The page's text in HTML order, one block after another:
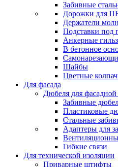
Забивные
Дорожки для
Держатели
Подставки под
Анкерные
В бетонное
Шайбы
Цветные
Для фасада
Дюбеля для фасадной
Забивные
Пластиковые
Стальные
Адаптеры для
Гибкие связи
Для технической изоляции
Приварные штифты